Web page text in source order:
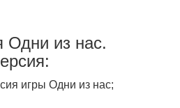
Одни из нас.
игры Одни из нас;